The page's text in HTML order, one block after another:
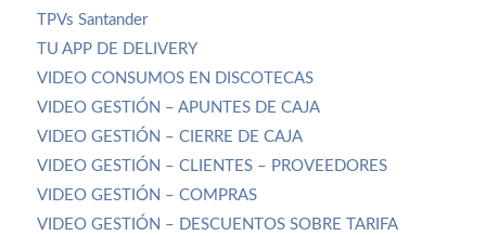
TPVs Santander
TU APP DE DELIVERY
VIDEO CONSUMOS EN DISCOTECAS
VIDEO GESTIÓN – APUNTES DE CAJA
VIDEO GESTIÓN – CIERRE DE CAJA
VIDEO GESTIÓN – CLIENTES – PROVEEDORES
VIDEO GESTIÓN – COMPRAS
VIDEO GESTIÓN – DESCUENTOS SOBRE TARIFA